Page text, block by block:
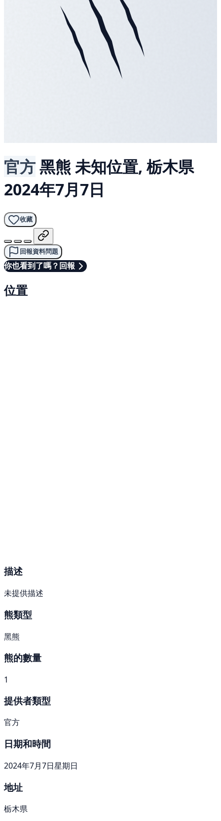
官方黑熊 未知位置, 栃木県
2024年7月7日
收藏
回報資料問題
你也看到了嗎？回報
位置
描述
未提供描述
熊類型
黑熊
熊的數量
1
提供者類型
官方
日期和時間
2024年7月7日星期日
地址
栃木県